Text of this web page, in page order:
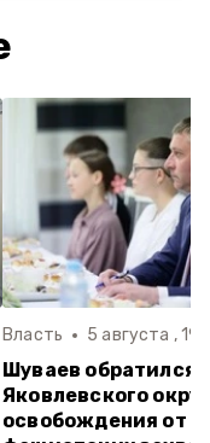
Власть 5 августа ,
Шуваев обратился
Яковлевского
освобождения от